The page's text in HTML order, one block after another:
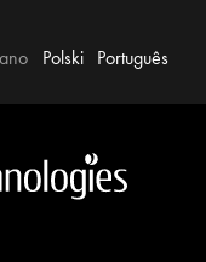
Polski Português